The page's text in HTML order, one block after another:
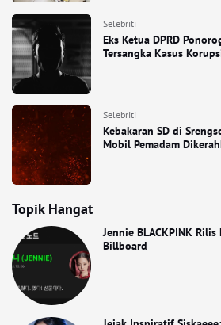
Selebriti
Eks Ketua DPRD
Tersangka Kasus
Selebriti
Kebakaran SD di
Mobil Pemadam
Topik Hangat
Jennie BLACKPINK
Billboard